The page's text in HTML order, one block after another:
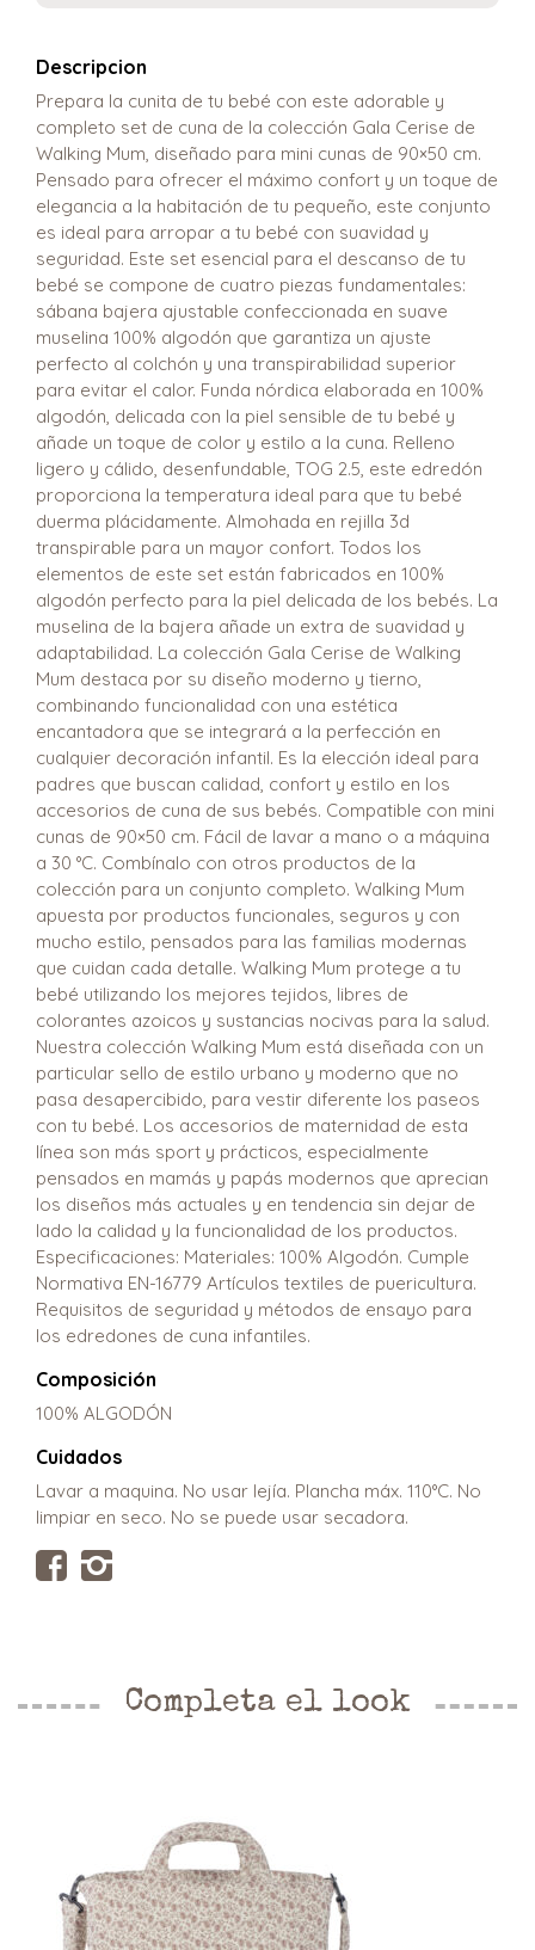
Descripcion
Prepara la cunita de tu bebé con este adorable y
completo set de cuna de la colección Gala Cerise de
Walking Mum, diseñado para mini cunas de 90×50 cm.
Pensado para ofrecer el máximo confort y un toque de
elegancia a la habitación de tu pequeño, este conjunto
es ideal para arropar a tu bebé con suavidad y
seguridad. Este set esencial para el descanso de tu
bebé se compone de cuatro piezas fundamentales:
sábana bajera ajustable confeccionada en suave
muselina 100% algodón que garantiza un ajuste
perfecto al colchón y una transpirabilidad superior
para evitar el calor. Funda nórdica elaborada en 100%
algodón, delicada con la piel sensible de tu bebé y
añade un toque de color y estilo a la cuna. Relleno
ligero y cálido, desenfundable, TOG 2.5, este edredón
proporciona la temperatura ideal para que tu bebé
duerma plácidamente. Almohada en rejilla 3d
transpirable para un mayor confort. Todos los
elementos de este set están fabricados en 100%
algodón perfecto para la piel delicada de los bebés. La
muselina de la bajera añade un extra de suavidad y
adaptabilidad. La colección Gala Cerise de Walking
Mum destaca por su diseño moderno y tierno,
combinando funcionalidad con una estética
encantadora que se integrará a la perfección en
cualquier decoración infantil. Es la elección ideal para
padres que buscan calidad, confort y estilo en los
accesorios de cuna de sus bebés. Compatible con mini
cunas de 90×50 cm. Fácil de lavar a mano o a máquina
a 30 °C. Combínalo con otros productos de la
colección para un conjunto completo. Walking Mum
apuesta por productos funcionales, seguros y con
mucho estilo, pensados para las familias modernas
que cuidan cada detalle. Walking Mum protege a tu
bebé utilizando los mejores tejidos, libres de
colorantes azoicos y sustancias nocivas para la salud.
Nuestra colección Walking Mum está diseñada con un
particular sello de estilo urbano y moderno que no
pasa desapercibido, para vestir diferente los paseos
con tu bebé. Los accesorios de maternidad de esta
línea son más sport y prácticos, especialmente
pensados en mamás y papás modernos que aprecian
los diseños más actuales y en tendencia sin dejar de
lado la calidad y la funcionalidad de los productos.
Especificaciones: Materiales: 100% Algodón. Cumple
Normativa EN-16779 Artículos textiles de puericultura.
Requisitos de seguridad y métodos de ensayo para
los edredones de cuna infantiles.
Composición
100% ALGODÓN
Cuidados
Lavar a maquina. No usar lejía. Plancha máx. 110°C. No
limpiar en seco. No se puede usar secadora.
Completa el look